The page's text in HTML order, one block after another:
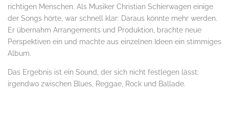
richtigen Menschen. Als Musiker Christian Schierwagen einige
der Songs hörte, war schnell klar: Daraus könnte mehr werden.
Er übernahm Arrangements und Produktion, brachte neue
Perspektiven ein und machte aus einzelnen Ideen ein stimmiges
Album.
Das Ergebnis ist ein Sound, der sich nicht festlegen lässt:
irgendwo zwischen Blues, Reggae, Rock und Ballade.